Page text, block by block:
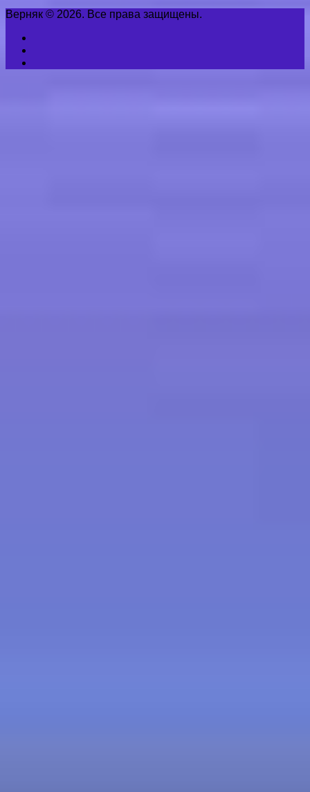
Верняк © 2026. Все права защищены.